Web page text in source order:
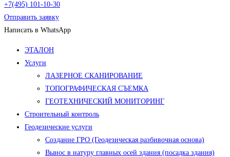
+7(495) 101-10-30
Отправить заявку
Написать в WhatsApp
Меню
ЭТАЛОН
Услуги
ЛАЗЕРНОЕ СКАНИРОВАНИЕ
ТОПОГРАФИЧЕСКАЯ СЪЕМКА
ГЕОТЕХНИЧЕСКИЙ МОНИТОРИНГ
Строительный контроль
Геодезические услуги
Создание ГРО (Геодезическая разбивочная основа)
Вынос в натуру главных осей здания (посадка здания)